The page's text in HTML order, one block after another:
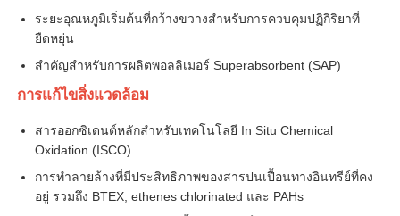
ติดต่อเรา
ข่าว
ทุกกรณี
เพอร์ซัลเฟต
ระยะอุณหภูมิเริ่มต้นที่กว้างขวางสําหรับการควบคุมปฏิกิริยาที่
ยืดหยุ่น
สําคัญสําหรับการผลิตพอลลิเมอร์ Superabsorbent (SAP)
การแก้ไขสิ่งแวดล้อม
สารออกซิเดนต์หลักสําหรับเทคโนโลยี In Situ Chemical
Oxidation (ISCO)
การทําลายล้างที่มีประสิทธิภาพของสารปนเปื้อนทางอินทรีย์ที่คง
อยู่ รวมถึง BTEX, ethenes chlorinated และ PAHs